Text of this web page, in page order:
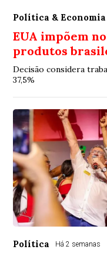
Política & Economia
EUA impõem
produtos
Decisão considera
37,5%
Política Há 2 semanas